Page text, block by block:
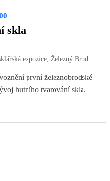
skla
expozice, Železný Brod
první železnobrodské
hutního tvarování skla.